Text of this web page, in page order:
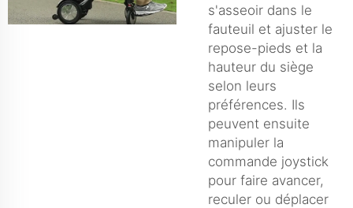
s'asseoir dans le
fauteuil et ajuster le
repose-pieds et la
hauteur du siège
selon leurs
préférences. Ils
peuvent ensuite
manipuler la
commande joystick
pour faire avancer,
reculer ou déplacer